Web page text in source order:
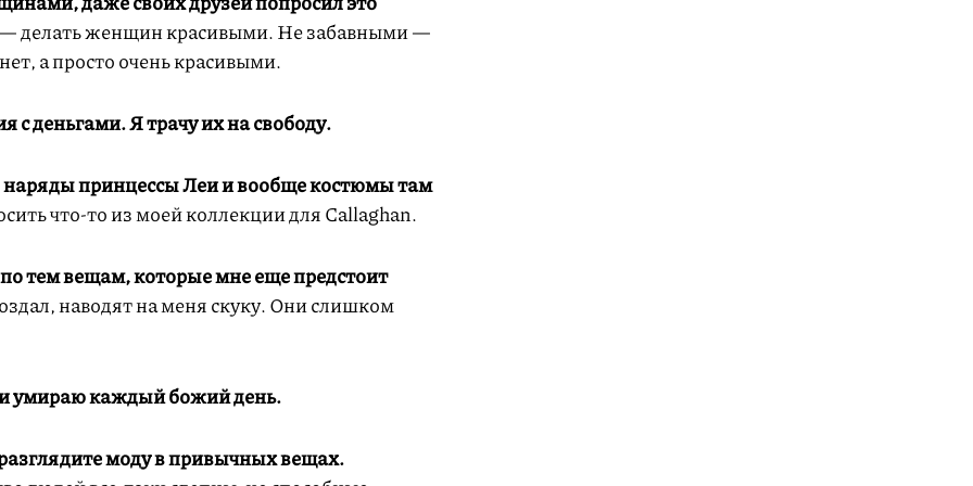
— делать женщин красивыми. Не забавными —
а просто очень красивыми.
деньгами. Я трачу их на свободу.
принцессы Леи и вообще костюмы там
что-то из моей коллекции для Callaghan.
тем вещам, которые мне еще предстоит
наводят на меня скуку. Они слишком
умираю каждый божий день.
моду в привычных вещах.